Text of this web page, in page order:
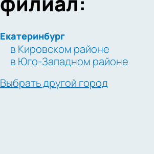
Екатеринбург
в Кировском районе
в Юго-Западном районе
Выбрать другой город